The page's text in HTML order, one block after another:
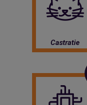
Castratie